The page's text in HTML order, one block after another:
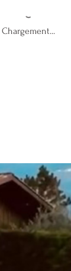
Chargement...